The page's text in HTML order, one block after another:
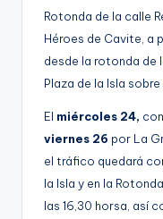
Rotonda de la calle
Héroes de Cavite, a
desde la rotonda de
Plaza de la Isla sobre
El miércoles 24,
viernes 26 por La
el tráfico quedará
la Isla y en la
las 16,30 horsa, así